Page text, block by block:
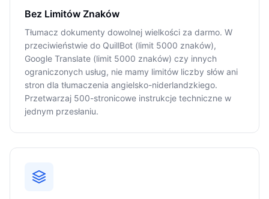
Bez Limitów Znaków
Tłumacz dokumenty dowolnej wielkości za darmo. W
przeciwieństwie do QuillBot (limit 5000 znaków),
Google Translate (limit 5000 znaków) czy innych
ograniczonych usług, nie mamy limitów liczby słów ani
stron dla tłumaczenia angielsko-niderlandzkiego.
Przetwarzaj 500-stronicowe instrukcje techniczne w
jednym przesłaniu.